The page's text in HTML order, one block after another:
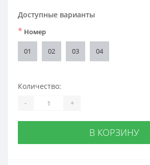
Доступные варианты
* Номер
01 02 03 04
Количество:
- +
В КОРЗИНУ